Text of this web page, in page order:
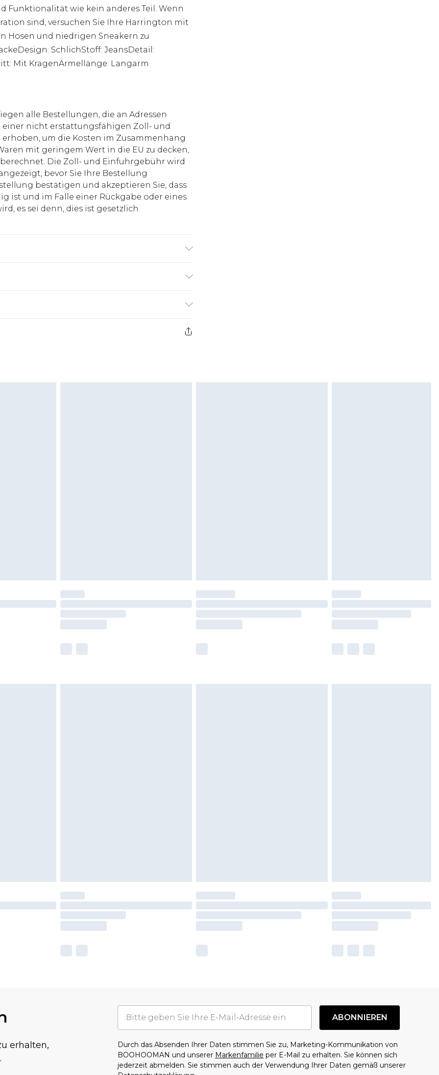
Funktionalität wie kein anderes Teil. Wenn
sind, versuchen Sie Ihre Harrington mit
Hosen und niedrigen Sneakern zu
SchlichStoff: JeansDetail:
Mit KragenÄrmellänge: Langarm
alle Bestellungen, die an Adressen
nicht erstattungsfähigen Zoll- und
um die Kosten im Zusammenhang
mit geringem Wert in die EU zu decken,
Die Zoll- und Einfuhrgebühr wird
bevor Sie Ihre Bestellung
bestätigen und akzeptieren Sie, dass
ist und im Falle einer Rückgabe oder eines
es sei denn, dies ist gesetzlich
€7.99
€14.99
sowie Bademode oder
erhalten,
ABONNIEREN
Durch das Absenden Ihrer Daten stimmen Sie zu, Marketing-Kommunikation von
BOOHOOMAN und unserer Markenfamilie per E-Mail zu erhalten. Sie können sich
jederzeit abmelden. Sie stimmen auch der Verwendung Ihrer Daten gemäß unserer